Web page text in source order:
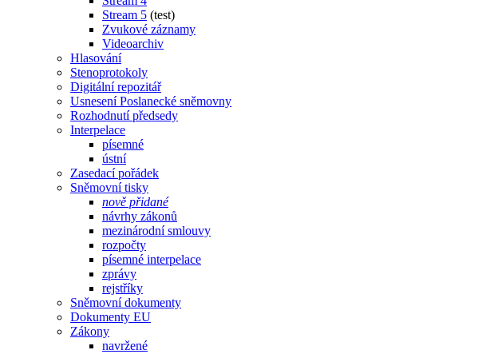
Stream 5 (test)
Zvukové záznamy
Videoarchiv
Hlasování
Stenoprotokoly
Digitální repozitář
Usnesení Poslanecké sněmovny
Rozhodnutí předsedy
Interpelace
písemné
ústní
Zasedací pořádek
Sněmovní tisky
nově přidané
návrhy zákonů
mezinárodní smlouvy
rozpočty
písemné interpelace
zprávy
rejstříky
Sněmovní dokumenty
Dokumenty EU
Zákony
navržené